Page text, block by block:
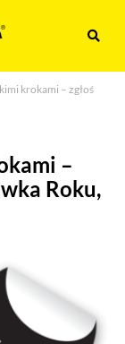
krokami – zgłoś
–
Roku,